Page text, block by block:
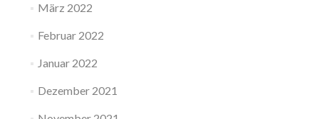
März 2022
Februar 2022
Januar 2022
Dezember 2021